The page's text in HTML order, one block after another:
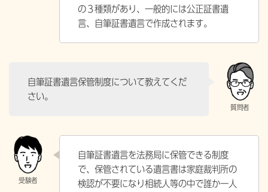
の３種類があり、一般的には公正証書遺
言、自筆証書遺言で作成されます。
自筆証書遺言保管制度について教えてくだ
さい。
自筆証書遺言を法務局に保管できる制度
で、保管されている遺言書は家庭裁判所の
検認が不要になり相続人等の中で誰か一人